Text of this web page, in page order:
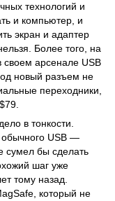
технологий и
и компьютер, и
экран и адаптер
Более того, на
арсенале USB
новый разъем не
переходники,
в тонкости.
обычного USB —
сумел бы сделать
шаг уже
тому назад.
который не